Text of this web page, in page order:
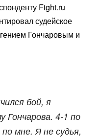
Fight.ru
судейское
Гончаровым и
бой, я
Гончарова. 4-1 по
мне. Я не судья,